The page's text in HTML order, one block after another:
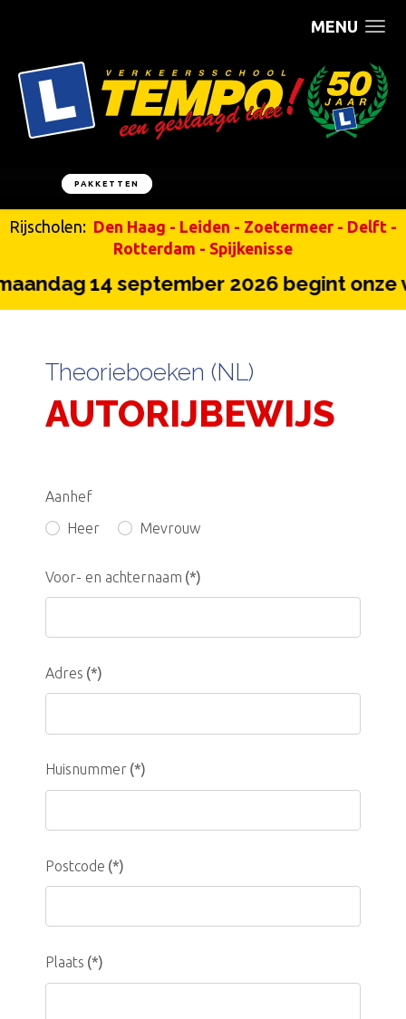
MENU
PAKKETTEN
Rijscholen: Den Haag - Leiden - Zoetermeer - Delft -
Rotterdam - Spijkenisse
14 september 2026 begint onze
Theorieboeken (NL)
AUTORIJBEWIJS
Aanhef
Heer
Mevrouw
Voor- en achternaam (*)
Adres (*)
Huisnummer (*)
Postcode (*)
Plaats (*)